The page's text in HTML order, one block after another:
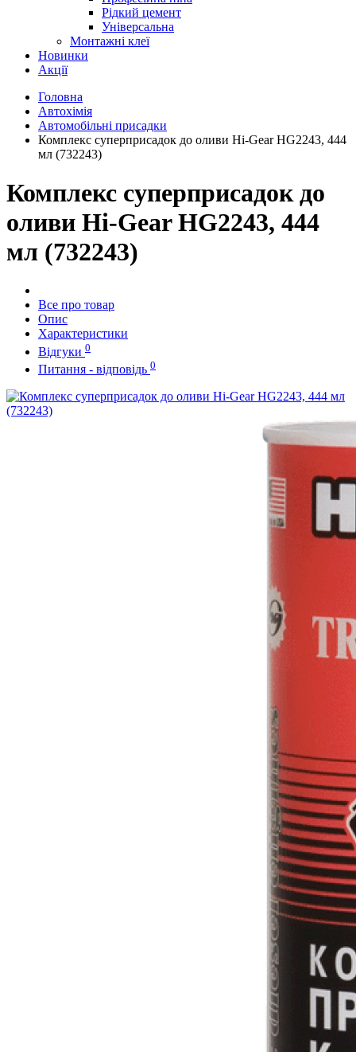
Рідкий цемент
Універсальна
Монтажні клеї
Новинки
Акції
Головна
Автохімія
Автомобільні присадки
Комплекс суперприсадок до оливи Hi-Gear HG2243, 444
мл (732243)
Комплекс суперприсадок до
оливи Hi-Gear HG2243, 444
мл (732243)
Все про товар
Опис
Характеристики
Відгуки 0
Питання - відповідь 0